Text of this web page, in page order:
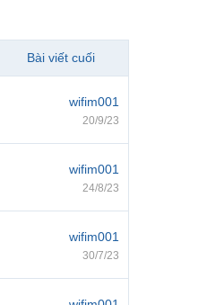
Bài viết cuối
wifim001
20/9/23
wifim001
24/8/23
wifim001
30/7/23